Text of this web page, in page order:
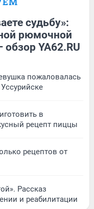
судьбу»:
рюмочной
YA62.RU
пожаловалась
в
рецепт пиццы
рецептов от
Рассказ
и реабилитации